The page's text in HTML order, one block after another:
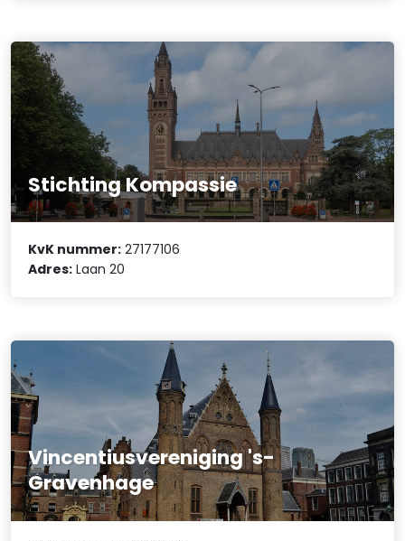
Stichting Kompassie
KvK nummer: 27177106
Adres: Laan 20
Vincentiusvereniging 's-
Gravenhage